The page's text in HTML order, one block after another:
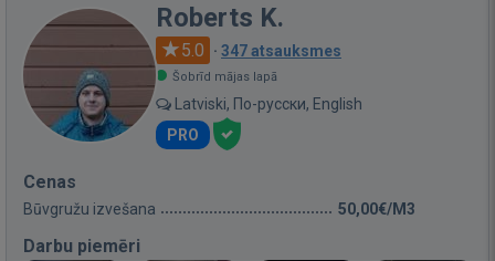
Roberts K.
5.0 · 347 atsauksmes
Šobrīd mājas lapā
Latviski, По-русски, English
PRO
Cenas
Būvgružu izvešana 50,00€/M3
Darbu piemēri